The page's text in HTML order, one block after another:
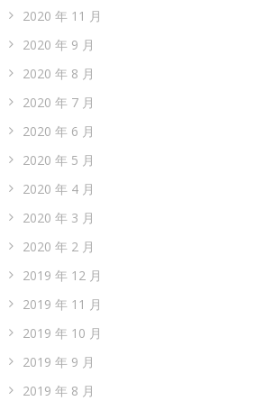
2020 年 11 月
2020 年 9 月
2020 年 8 月
2020 年 7 月
2020 年 6 月
2020 年 5 月
2020 年 4 月
2020 年 3 月
2020 年 2 月
2019 年 12 月
2019 年 11 月
2019 年 10 月
2019 年 9 月
2019 年 8 月